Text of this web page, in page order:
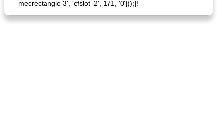
medrectangle-3', 'efslot_2', 171, '0']));]!